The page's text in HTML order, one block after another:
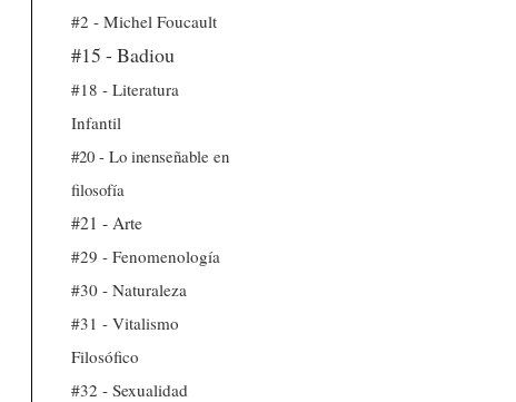
#2 - Michel Foucault
#15 - Badiou
#18 - Literatura
Infantil
#20 - Lo inenseñable en
filosofía
#21 - Arte
#29 - Fenomenología
#30 - Naturaleza
#31 - Vitalismo
Filosófico
#32 - Sexualidad